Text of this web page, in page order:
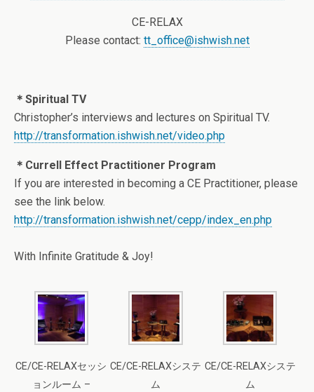
CE-RELAX
Please contact: tt_office@ishwish.net
＊Spiritual TV
Christopher’s interviews and lectures on Spiritual TV.
http://transformation.ishwish.net/video.php
＊Currell Effect Practitioner Program
If you are interested in becoming a CE Practitioner, please
see the link below.
http://transformation.ishwish.net/cepp/index_en.php
With Infinite Gratitude & Joy!
CE/CE-RELAXセッシ
ョンルーム –
CE/CE-RELAXシステ
ム
CE/CE-RELAXシステ
ム